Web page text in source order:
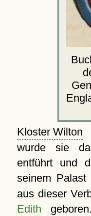
Kloster Wilton
wurde sie
entführt und
seinem Palast
aus dieser
Edith